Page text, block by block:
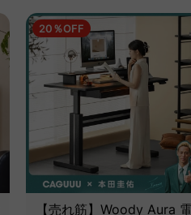
20％OFF
【売れ筋】Woody Aura